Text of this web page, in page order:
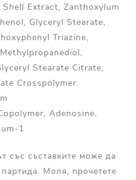
Extract, Zanthoxylum
Glyceryl Stearate,
Triazine,
Stearate Citrate,
Crosspolymer,
Adenosine,
1
със съставките може да
Моля, прочетете